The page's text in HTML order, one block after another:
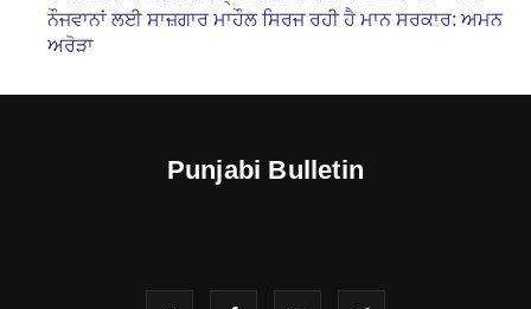
ਨੌਜਵਾਨਾਂ ਲਈ ਸਾਜ਼ਗਾਰ ਮਾਹੌਲ ਸਿਰਜ ਰਹੀ ਹੈ ਮਾਨ ਸਰਕਾਰ: ਅਮਨ
ਅਰੋੜਾ
Punjabi Bulletin